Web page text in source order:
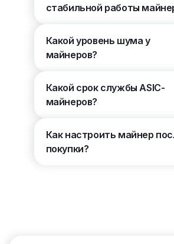
стабильной работы
Какой уровень шума у
майнеров?
Какой срок службы ASIC-
майнеров?
Как настроить майнер
покупки?